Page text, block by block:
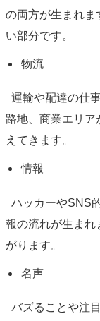
の両方が生まれま
い部分です。
物流
運輸や配達の仕
路地、商業エリア
えてきます。
情報
ハッカーやSNS
報の流れが生まれ
がります。
名声
バズることや注